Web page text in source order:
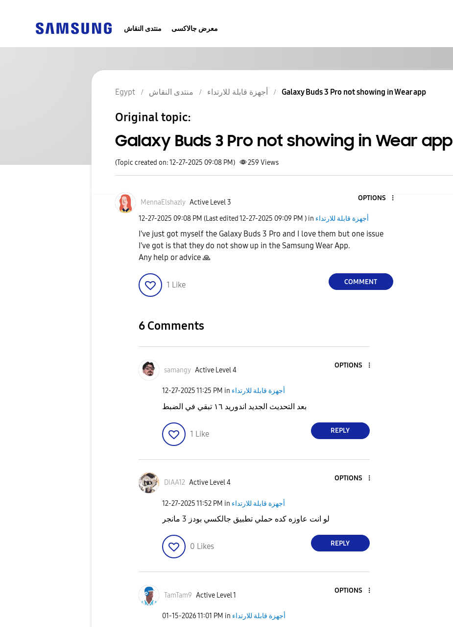
منتدى النقاش معرض جالاكسى
Egypt منتدى النقاش أجهزة قابلة للارتداء Galaxy Buds 3 Pro not showing in Wear app
Original topic:
Galaxy Buds 3 Pro not showing in Wear app
(Topic created on: 12-27-2025 09:08 PM) 259 Views
MennaElshazly Active Level 3
OPTIONS
‎12-27-2025 09:08 PM (Last edited ‎12-27-2025 09:09 PM ) in أجهزة قابلة للارتداء
I've just got myself the Galaxy Buds 3 Pro and I love them but one issue
I've got is that they do not show up in the Samsung Wear App.
Any help or advice 🙏
1 Like COMMENT
6 Comments
samangy Active Level 4
OPTIONS
‎12-27-202511:25 PM in أجهزة قابلة للارتداء
بعد التحديث الجديد اندوريد ١٦ تبقي في الضبط
1 Like REPLY
DIAA12 Active Level 4
OPTIONS
‎12-27-202511:52 PM in أجهزة قابلة للارتداء
لو انت عاوزه كده حملي تطبيق جالكسي بودز 3 مانجر
0 Likes REPLY
TamTam9 Active Level 1
OPTIONS
‎01-15-202611:01 PM in أجهزة قابلة للارتداء